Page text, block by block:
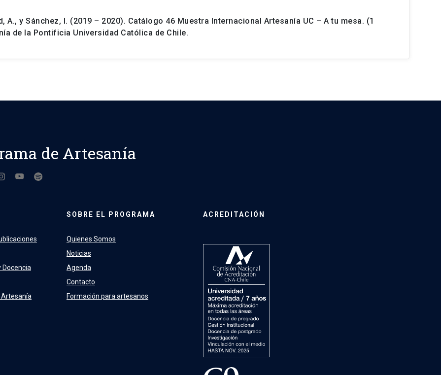
A., y Sánchez, I. (2019 – 2020). Catálogo 46 Muestra Internacional Artesanía UC – A tu mesa. (1
de la Pontificia Universidad Católica de Chile.
de Artesanía
Docencia
SOBRE EL PROGRAMA
Quienes Somos
Noticias
Agenda
Contacto
Formación para artesanos
ACREDITACIÓN